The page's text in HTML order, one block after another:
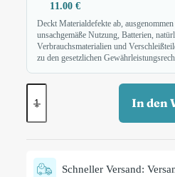
11.00 €
Deckt Materialdefekte ab,
unsachgemäße Nutzung, Batterien,
Verbrauchsmaterialien und
zu den gesetzlichen
In den
Schneller Versand: